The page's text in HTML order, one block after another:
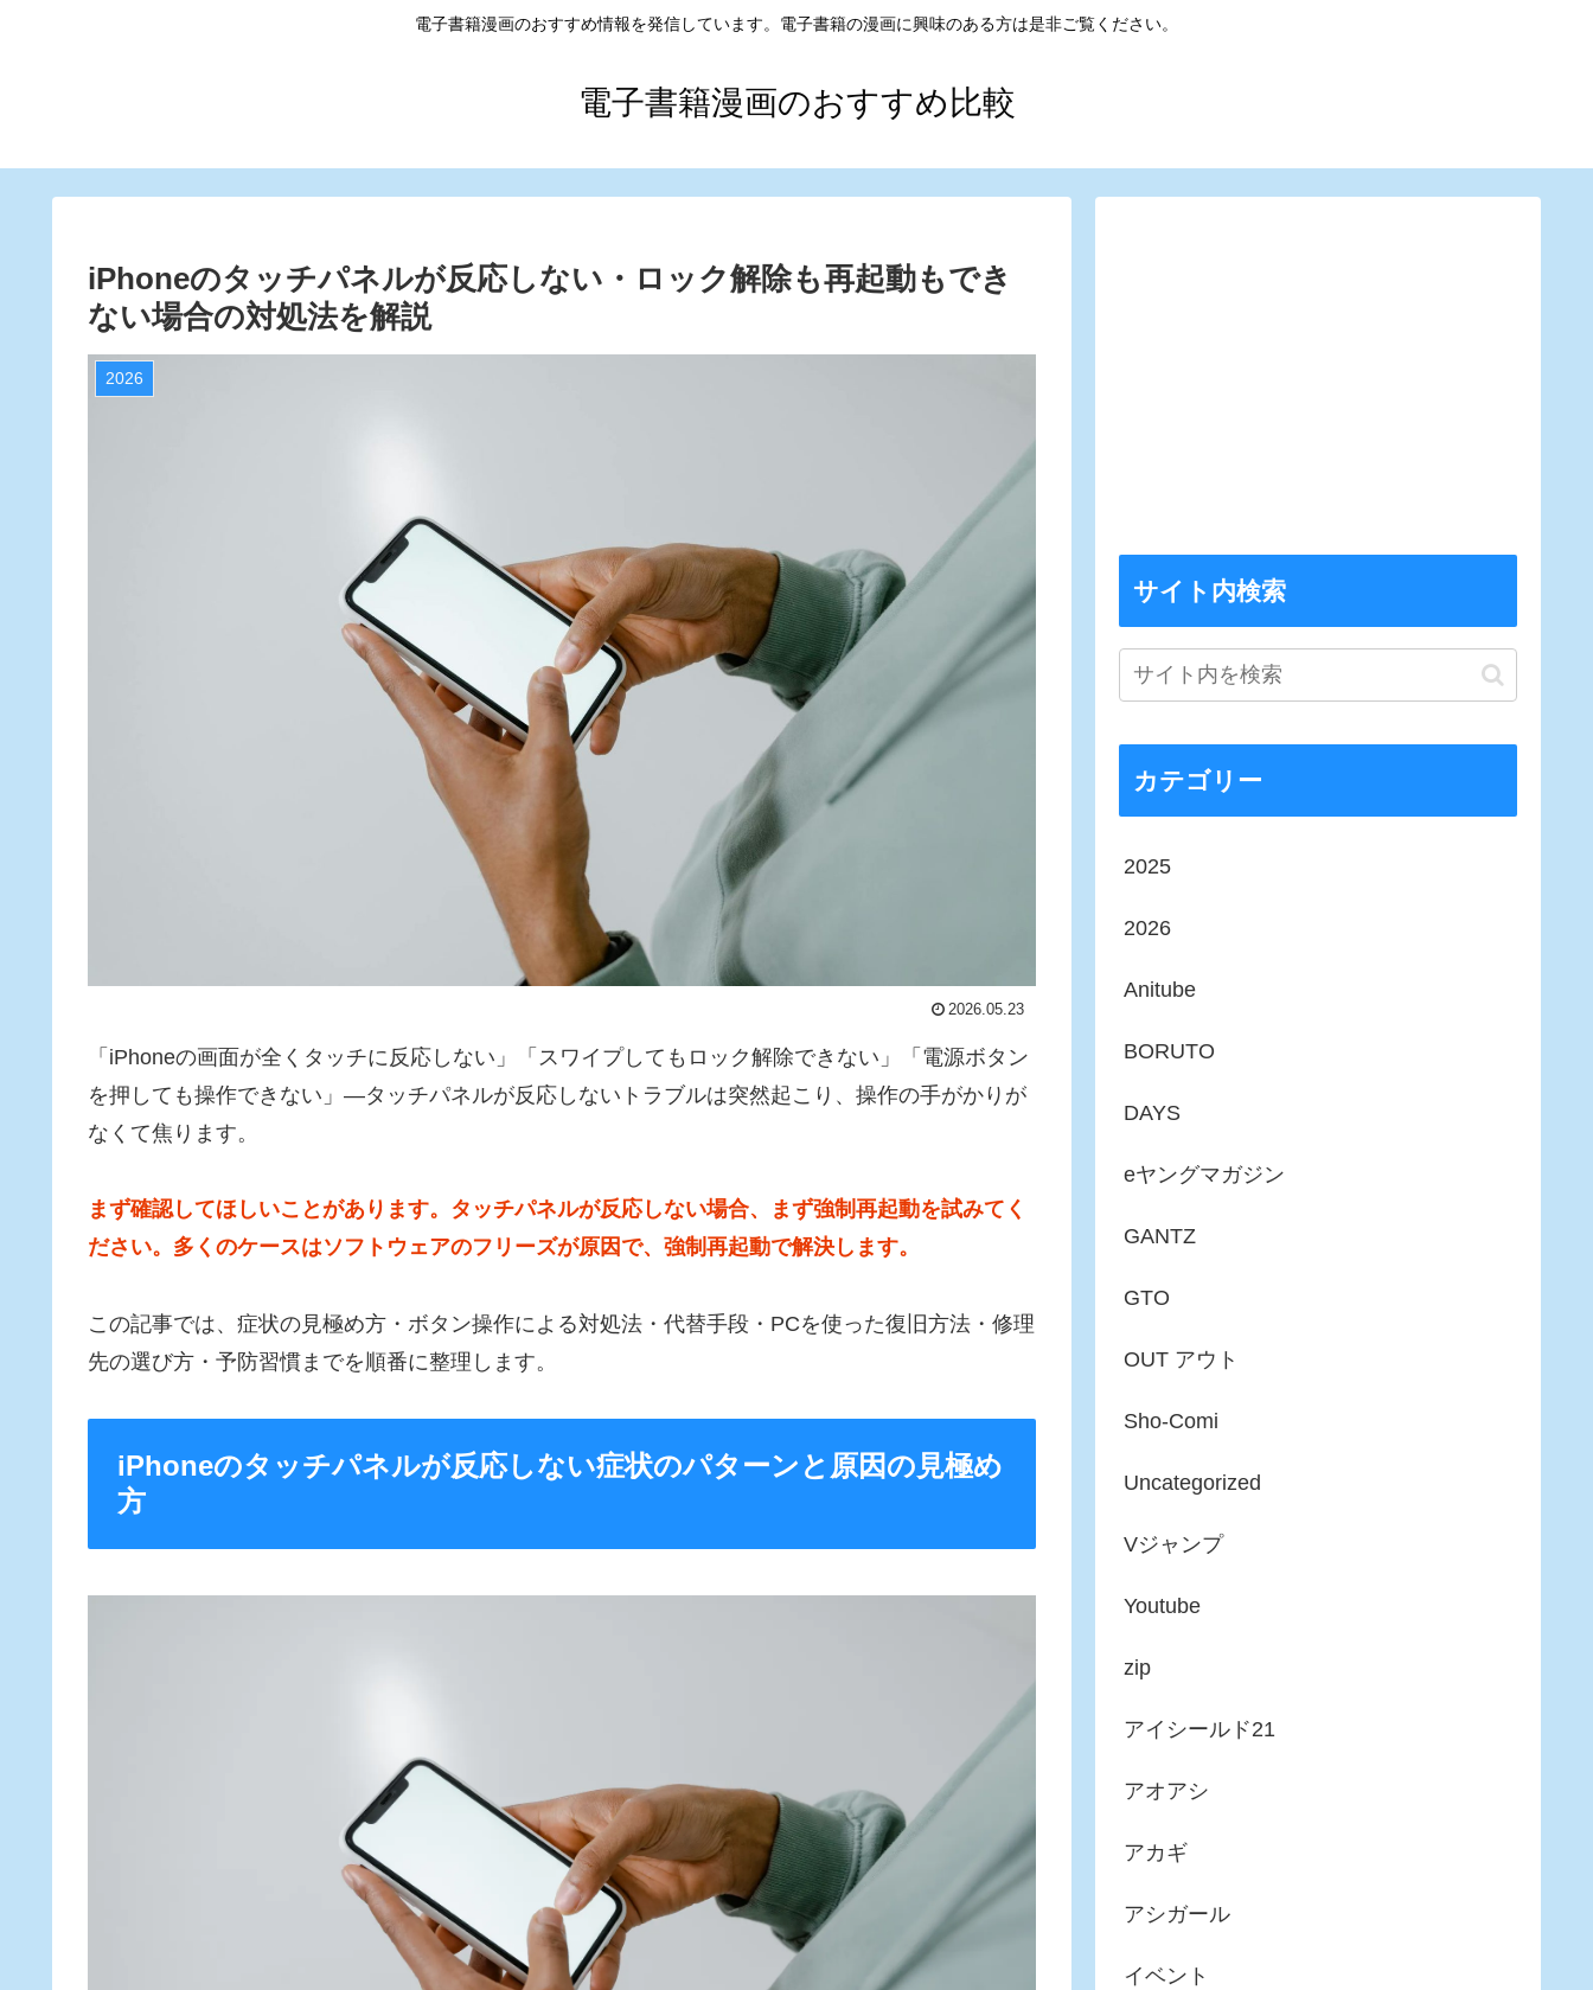
電子書籍漫画のおすすめ情報を発信しています。電子書籍の漫画に興味のある方は是非ご覧ください。
電子書籍漫画のおすすめ比較
iPhoneのタッチパネルが反応しない・ロック解除も再起動もでき
ない場合の対処法を解説
2026
2026.05.23
「iPhoneの画面が全くタッチに反応しない」「スワイプしてもロック解除できない」「電源ボタン
を押しても操作できない」—タッチパネルが反応しないトラブルは突然起こり、操作の手がかりが
なくて焦ります。
まず確認してほしいことがあります。タッチパネルが反応しない場合、まず強制再起動を試みてく
ださい。多くのケースはソフトウェアのフリーズが原因で、強制再起動で解決します。
この記事では、症状の見極め方・ボタン操作による対処法・代替手段・PCを使った復旧方法・修理
先の選び方・予防習慣までを順番に整理します。
iPhoneのタッチパネルが反応しない症状のパターンと原因の見極め
方
サイト内検索
カテゴリー
2025
2026
Anitube
BORUTO
DAYS
eヤングマガジン
GANTZ
GTO
OUT アウト
Sho-Comi
Uncategorized
Vジャンプ
Youtube
zip
アイシールド21
アオアシ
アカギ
アシガール
イベント